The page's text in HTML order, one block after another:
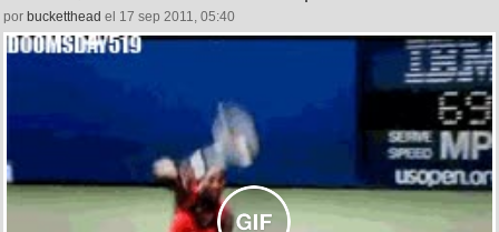
por bucketthead el 17 sep 2011, 05:40